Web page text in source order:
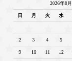
2026年8月
日 月 火 水
2 3 4 5
9 10 11 12